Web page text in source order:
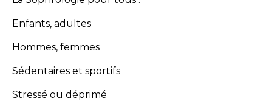
Enfants, adultes
Hommes, femmes
Sédentaires et sportifs
Stressé ou déprimé